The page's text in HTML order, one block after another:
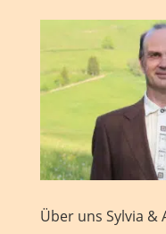
Über uns Sylvia &